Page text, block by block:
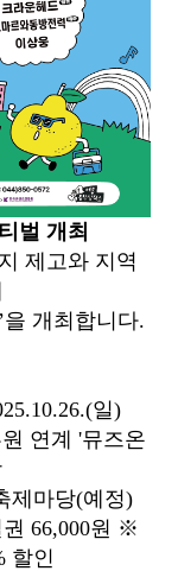
벌 개최
제고와 지역
을 개최합니다.
일)
연계 '뮤즈온
제마당(예정)
66,000원 ※
할인